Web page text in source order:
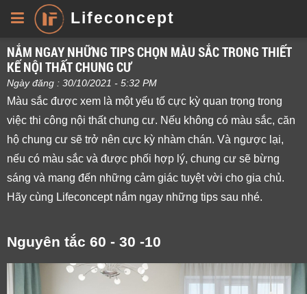
Lifeconcept
NẮM NGAY NHỮNG TIPS CHỌN MÀU SẮC TRONG THIẾT
KẾ NỘI THẤT CHUNG CƯ
Ngày đăng : 30/10/2021 - 5:32 PM
Màu sắc được xem là một yếu tố cực kỳ quan trọng trong
việc thi công nội thất chung cư. Nếu không có màu sắc, căn
hộ chung cư sẽ trở nên cực kỳ nhàm chán. Và ngược lại,
nếu có màu sắc và được phối hợp lý, chung cư sẽ bừng
sáng và mang đến những cảm giác tuyệt vời cho gia chủ.
Hãy cùng Lifeconcept nắm ngay những tips sau nhé.
Nguyên tắc 60 - 30 -10